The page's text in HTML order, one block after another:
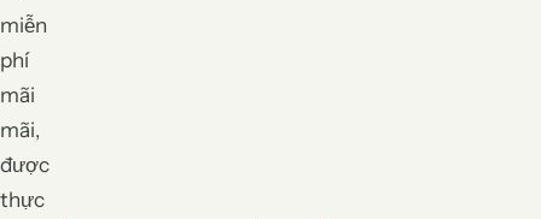
miễn
phí
mãi
mãi,
được
thực